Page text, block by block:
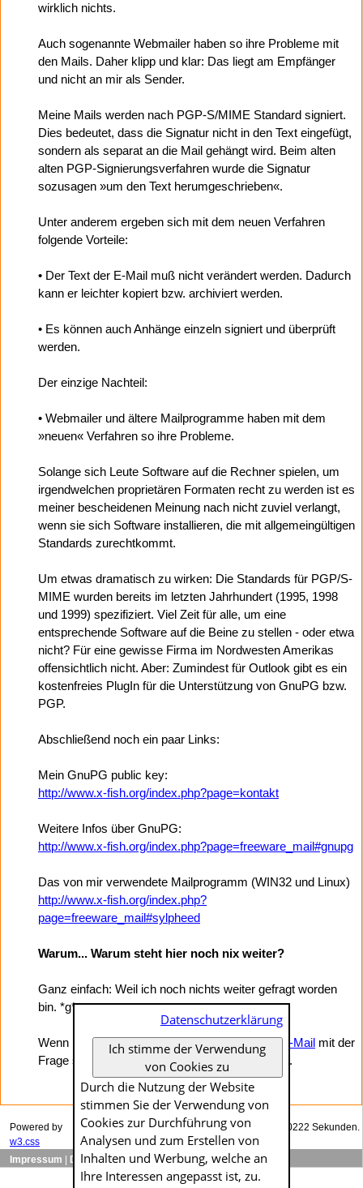
wirklich nichts.
Auch sogenannte Webmailer haben so ihre Probleme mit
den Mails. Daher klipp und klar: Das liegt am Empfänger
und nicht an mir als Sender.
Meine Mails werden nach PGP-S/MIME Standard signiert.
Dies bedeutet, dass die Signatur nicht in den Text eingefügt,
sondern als separat an die Mail gehängt wird. Beim alten
alten PGP-Signierungsverfahren wurde die Signatur
sozusagen »um den Text herumgeschrieben«.
Unter anderem ergeben sich mit dem neuen Verfahren
folgende Vorteile:
• Der Text der E-Mail muß nicht verändert werden. Dadurch
kann er leichter kopiert bzw. archiviert werden.
• Es können auch Anhänge einzeln signiert und überprüft
werden.
Der einzige Nachteil:
• Webmailer und ältere Mailprogramme haben mit dem
»neuen« Verfahren so ihre Probleme.
Solange sich Leute Software auf die Rechner spielen, um
irgendwelchen proprietären Formaten recht zu werden ist es
meiner bescheidenen Meinung nach nicht zuviel verlangt,
wenn sie sich Software installieren, die mit allgemeingültigen
Standards zurechtkommt.
Um etwas dramatisch zu wirken: Die Standards für PGP/S-
MIME wurden bereits im letzten Jahrhundert (1995, 1998
und 1999) spezifiziert. Viel Zeit für alle, um eine
entsprechende Software auf die Beine zu stellen - oder etwa
nicht? Für eine gewisse Firma im Nordwesten Amerikas
offensichtlich nicht. Aber: Zumindest für Outlook gibt es ein
kostenfreies PlugIn für die Unterstützung von GnuPG bzw.
PGP.
Abschließend noch ein paar Links:
Mein GnuPG public key:
http://www.x-fish.org/index.php?page=kontakt
Weitere Infos über GnuPG:
http://www.x-fish.org/index.php?page=freeware_mail#gnupg
Das von mir verwendete Mailprogramm (WIN32 und Linux)
http://www.x-fish.org/index.php?
page=freeware_mail#sylpheed
Warum... Warum steht hier noch nix weiter?
Ganz einfach: Weil ich noch nichts weiter gefragt worden
bin. *g*
Wenn ihr noch was wissen wollt: Einfach eineE-Mail mit der
Frage schicken, vielleicht beantworte ich sie ja...
Das Generieren dieser Seite dauerte genau 0.00222 Sekunden.
Powered by
w3.css
Impressum
Datenschutzerklärung
Datenschutzerklärung
Ich stimme der Verwendung
von Cookies zu
Durch die Nutzung der Website
stimmen Sie der Verwendung von
Cookies zur Durch­führung von
Analysen und zum Erstellen von
Inhalten und Werbung, welche an
Ihre Interessen angepasst ist, zu.